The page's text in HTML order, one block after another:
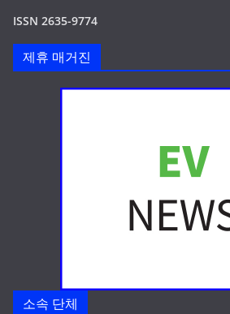
ISSN 2635-9774
제휴 매거진
소속 단체